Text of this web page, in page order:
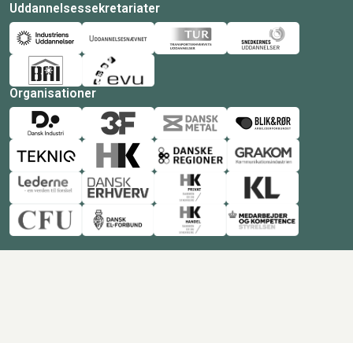
Uddannelsessekretariater
Organisationer